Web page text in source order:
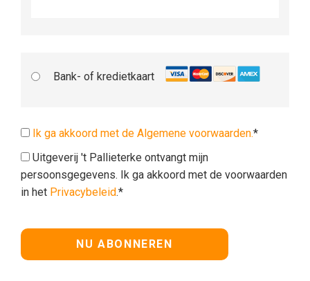
Bank- of kredietkaart
Ik ga akkoord met de Algemene voorwaarden.*
Uitgeverij 't Pallieterke ontvangt mijn
persoonsgegevens. Ik ga akkoord met de voorwaarden
in het Privacybeleid.*
Geen waarde